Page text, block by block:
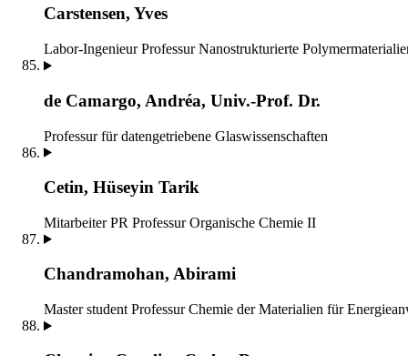
Carstensen, Yves
Labor-Ingenieur Professur Nanostrukturierte
de Ca­mar­go, An­dréa, Univ.-Prof. Dr.
Professur für datengetriebene Glaswissenschaften
Cetin, Hüseyin Tarik
Mitarbeiter PR Professur Organische Chemie II
Chandramohan, Abirami
Master student Professur Chemie der Materialien für